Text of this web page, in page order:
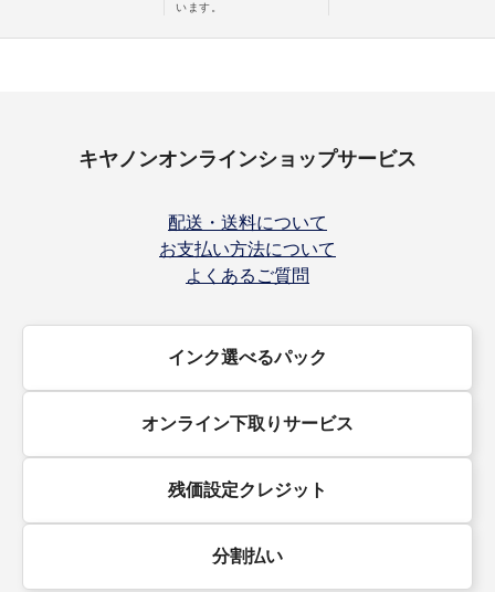
います。
キヤノンオンラインショップサービス
配送・送料について
お支払い方法について
よくあるご質問
インク選べるパック
オンライン下取りサービス
残価設定クレジット
分割払い